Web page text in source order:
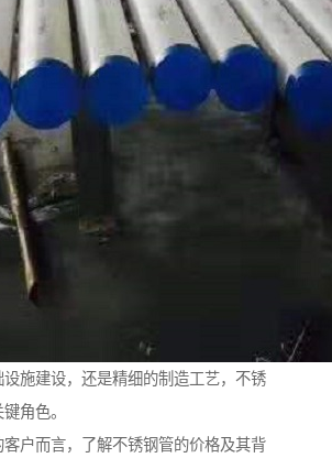
施建设，还是精细的制造工艺，不锈
角色。
客户而言，了解不锈钢管的价格及其背